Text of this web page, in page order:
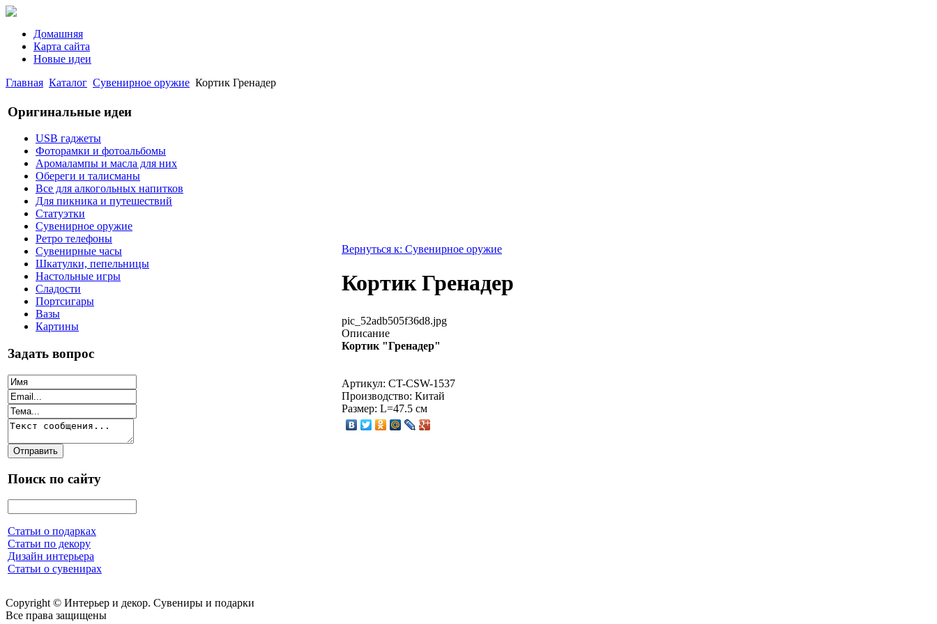
Домашняя
Карта сайта
Новые идеи
Главная Каталог Сувенирное оружие Кортик Гренадер
Оригинальные идеи
USB гаджеты
Фоторамки и фотоальбомы
Аромалампы и масла для них
Обереги и талисманы
Все для алкогольных напитков
Для пикника и путешествий
Статуэтки
Сувенирное оружие
Ретро телефоны
Сувенирные часы
Шкатулки, пепельницы
Настольные игры
Сладости
Портсигары
Вазы
Картины
Задать вопрос
Поиск по сайту
Статьи о подарках
Статьи по декору
Дизайн интерьера
Статьи о сувенирах
Вернуться к: Сувенирное оружие
Кортик Гренадер
pic_52adb505f36d8.jpg
Описание
Кортик "Гренадер"
Артикул: CT-CSW-1537
Производство: Китай
Размер: L=47.5 см
Copyright © Интерьер и декор. Сувениры и подарки
Все права защищены